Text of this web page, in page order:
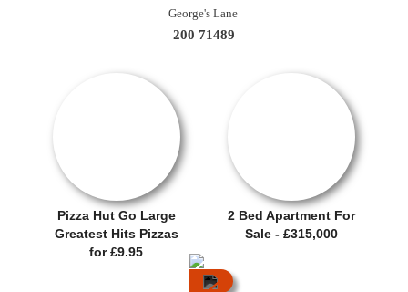
George's Lane
200 71489
Pizza Hut Go Large
Greatest Hits Pizzas
for £9.95
2 Bed Apartment For
Sale - £315,000